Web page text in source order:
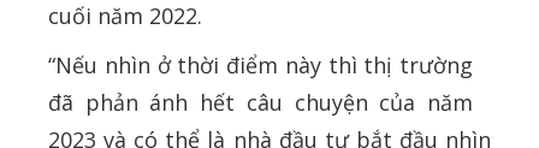
cuối năm 2022.
“Nếu nhìn ở thời điểm này thì thị trường
đã phản ánh hết câu chuyện của năm
2023 và có thể là nhà đầu tư bắt đầu nhìn